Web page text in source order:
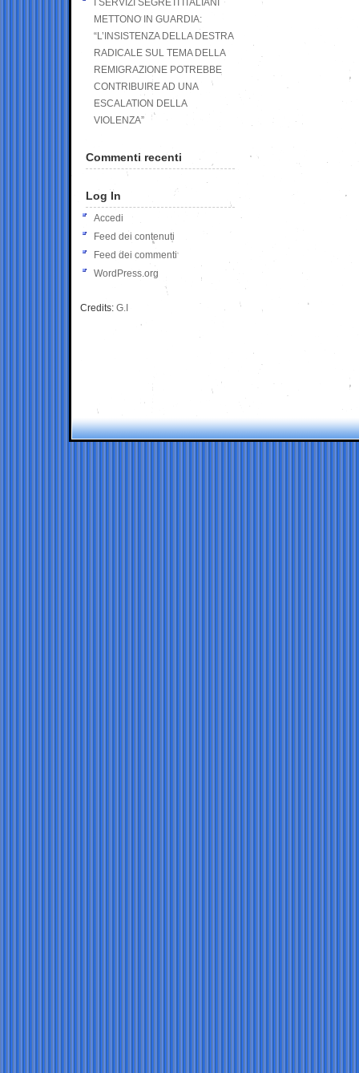
I SERVIZI SEGRETI ITALIANI
METTONO IN GUARDIA:
“L’INSISTENZA DELLA DESTRA
RADICALE SUL TEMA DELLA
REMIGRAZIONE POTREBBE
CONTRIBUIRE AD UNA
ESCALATION DELLA
VIOLENZA”
Commenti recenti
Log In
Accedi
Feed dei contenuti
Feed dei commenti
WordPress.org
Credits: G.I